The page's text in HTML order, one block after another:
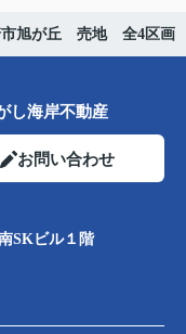
市旭が丘 売地 全4区画
し海岸不動産
お問い合わせ
SKビル１階